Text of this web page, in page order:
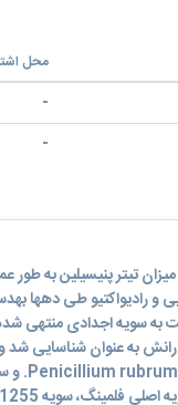
محل
-
-
تیتر پنیسیلین به
و رادیواکتیو طی دهها
به سویه اجدادی منتهی
به عنوان شناسایی شد